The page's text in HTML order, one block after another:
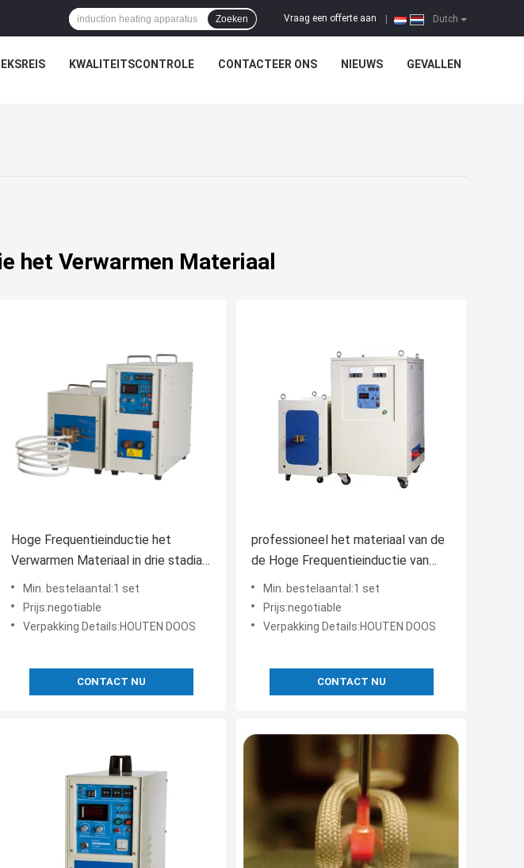
Dutch
Vraag een offerte aan
Zoeken
KWALITEITSCONTROLE CONTACTEER ONS NIEUWS GEVALLEN
het Verwarmen Materiaal
Hoge Frequentieinductie het
Verwarmen Materiaal in drie stadia
voor oppervlakte het doven, 30-
80KHZ
Min. bestelaantal:1 set
Prijs:negotiable
Verpakking Details:HOUTEN DOOS
CONTACT NU
professioneel het materiaal van de
de Hoge Frequentieinductie van
160KW thermisch behandelend
Waterkoelingssysteem
Min. bestelaantal:1 set
Prijs:negotiable
Verpakking Details:HOUTEN DOOS
CONTACT NU